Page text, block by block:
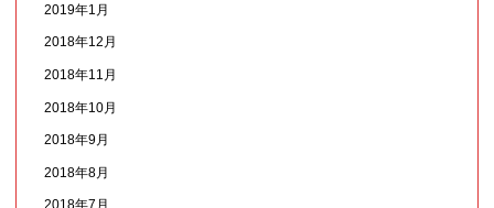
2019年1月
2018年12月
2018年11月
2018年10月
2018年9月
2018年8月